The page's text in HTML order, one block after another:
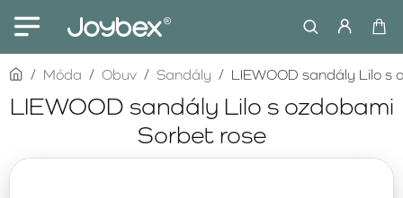
LIEWOOD sandály Lilo s ozdobami
Sorbet rose
homeMóda Obuv Sandály LIEWOOD sandály Lilo s